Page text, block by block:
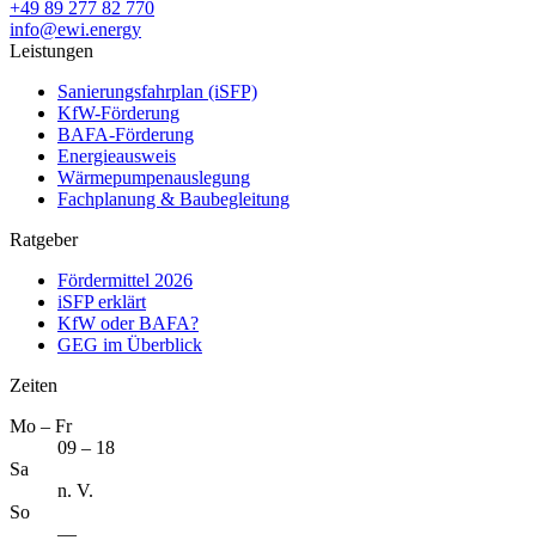
+49 89 277 82 770
info@ewi.energy
Leistungen
Sanierungsfahrplan (iSFP)
KfW-Förderung
BAFA-Förderung
Energieausweis
Wärmepumpenauslegung
Fachplanung & Baubegleitung
Ratgeber
Fördermittel 2026
iSFP erklärt
KfW oder BAFA?
GEG im Überblick
Zeiten
Mo – Fr
09 – 18
Sa
n. V.
So
—